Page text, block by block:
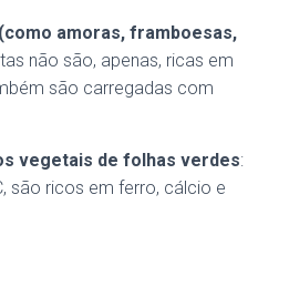
amoras, framboesas,
não são, apenas, ricas em
são carregadas com
vegetais de folhas verdes:
são ricos em ferro, cálcio e